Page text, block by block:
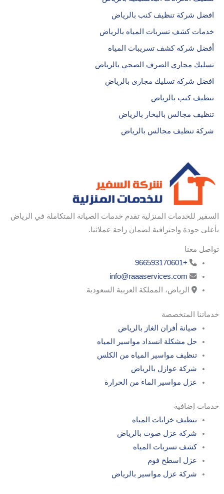
افضل شركة تنظيف كنب بالرياض
خدمات كشف تسربات المياه بالرياض
أفضل شركه كشف تسريبات المياه
تسليك مجاري الصرف الصحي بالرياض
افضل شركة تسليك مجارى بالرياض
تنظيف كنب بالرياض
تنظيف مجالس بالبخار بالرياض
شركة تنظيف مجالس بالرياض
السفير للخدمات المنزلية تقدم خدمات الصيانة المتكاملة في الرياض
بأعلى جودة واحترافية لضمان راحة عملائنا.
تواصل معنا
+966593170601
info@raaaservices.com
الرياض، المملكة العربية السعودية
خدماتنا المتخصصة
صيانة أفران الغاز بالرياض
حل مشكلة انسداد مواسير المياه
تنظيف مواسير المياه من الكلس
شركة عوازل بالرياض
عزل مواسير الماء من الحرارة
خدمات إضافية
تنظيف خزانات المياه
شركة عزل صوت بالرياض
كشف تسربات المياه
عزل اسطح فوم
شركة عزل مواسير بالرياض